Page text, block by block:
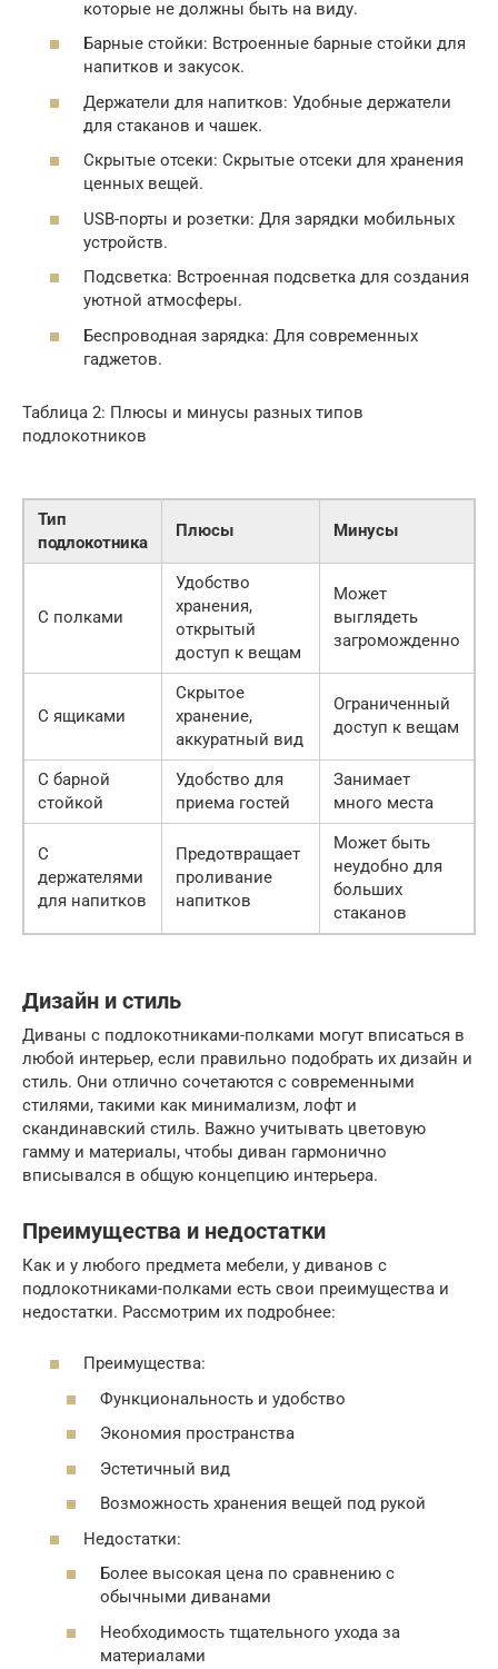
которые не должны быть на виду.
Барные стойки: Встроенные барные стойки для
напитков и закусок.
Держатели для напитков: Удобные держатели
для стаканов и чашек.
Скрытые отсеки: Скрытые отсеки для хранения
ценных вещей.
USB-порты и розетки: Для зарядки мобильных
устройств.
Подсветка: Встроенная подсветка для создания
уютной атмосферы.
Беспроводная зарядка: Для современных
гаджетов.
Таблица 2: Плюсы и минусы разных типов
подлокотников
Тип
подлокотника
Плюсы Минусы
С полками
Удобство
хранения,
открытый
доступ к вещам
Может
выглядеть
загроможденно
С ящиками
Скрытое
хранение,
аккуратный вид
Ограниченный
доступ к вещам
С барной
стойкой
Удобство для
приема гостей
Занимает
много места
С
держателями
для напитков
Предотвращает
проливание
напитков
Может быть
неудобно для
больших
стаканов
Дизайн и стиль
Диваны с подлокотниками-полками могут вписаться в
любой интерьер, если правильно подобрать их дизайн и
стиль. Они отлично сочетаются с современными
стилями, такими как минимализм, лофт и
скандинавский стиль. Важно учитывать цветовую
гамму и материалы, чтобы диван гармонично
вписывался в общую концепцию интерьера.
Преимущества и недостатки
Как и у любого предмета мебели, у диванов с
подлокотниками-полками есть свои преимущества и
недостатки. Рассмотрим их подробнее:
Преимущества:
Функциональность и удобство
Экономия пространства
Эстетичный вид
Возможность хранения вещей под рукой
Недостатки:
Более высокая цена по сравнению с
обычными диванами
Необходимость тщательного ухода за
материалами